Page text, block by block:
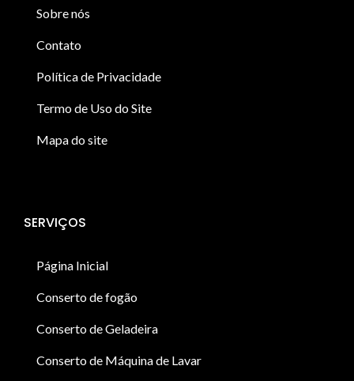
Sobre nós
Contato
Política de Privacidade
Termo de Uso do Site
Mapa do site
SERVIÇOS
Página Inicial
Conserto de fogão
Conserto de Geladeira
Conserto de Máquina de Lavar